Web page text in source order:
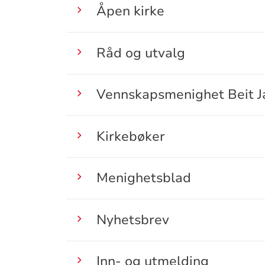
Åpen kirke
Råd og utvalg
Vennskapsmenighet Beit
Kirkebøker
Menighetsblad
Nyhetsbrev
Inn- og utmelding